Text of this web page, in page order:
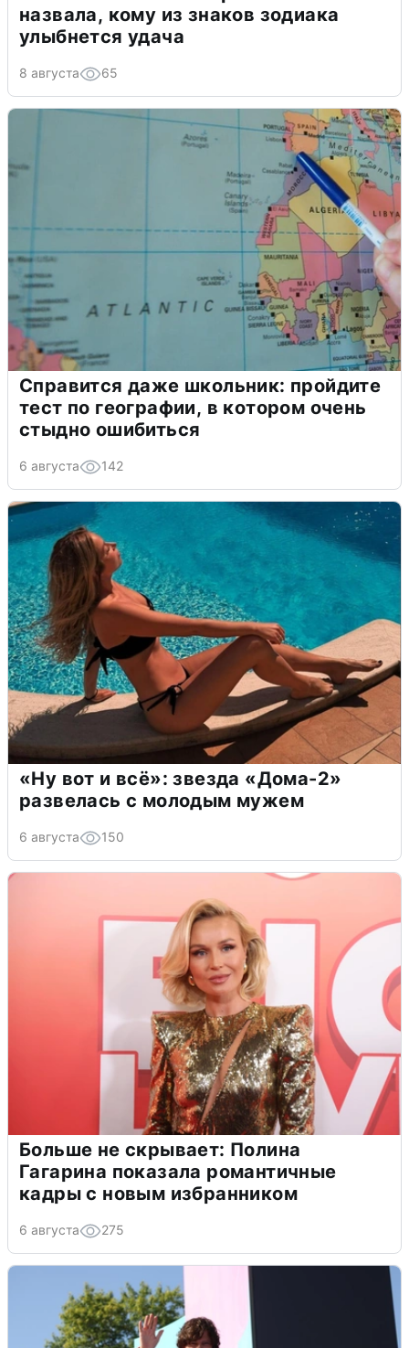
назвала, кому из знаков зодиака
улыбнется удача
8 августа 65
Справится даже школьник: пройдите
тест по географии, в котором очень
стыдно ошибиться
6 августа 142
«Ну вот и всё»: звезда «Дома-2»
развелась с молодым мужем
6 августа 150
Больше не скрывает: Полина
Гагарина показала романтичные
кадры с новым избранником
6 августа 275